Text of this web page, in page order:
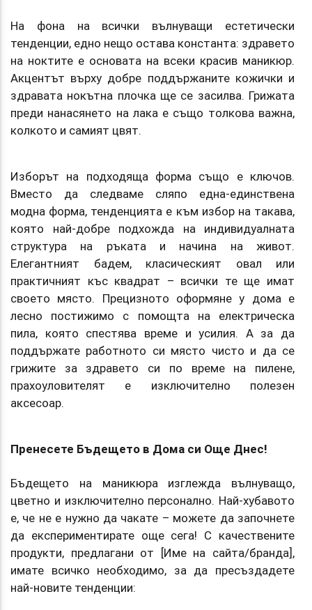
На фона на всички вълнуващи естетически
тенденции, едно нещо остава константа: здравето
на ноктите е основата на всеки красив маникюр.
Акцентът върху добре поддържаните кожички и
здравата нокътна плочка ще се засилва. Грижата
преди нанасянето на лака е също толкова важна,
колкото и самият цвят.
Изборът на подходяща форма също е ключов.
Вместо да следваме сляпо една-единствена
модна форма, тенденцията е към избор на такава,
която най-добре подхожда на индивидуалната
структура на ръката и начина на живот.
Елегантният бадем, класическият овал или
практичният къс квадрат – всички те ще имат
своето място. Прецизното оформяне у дома е
лесно постижимо с помощта на електрическа
пила, която спестява време и усилия. А за да
поддържате работното си място чисто и да се
грижите за здравето си по време на пилене,
прахоуловителят е изключително полезен
аксесоар.
Пренесете Бъдещето в Дома си Още Днес!
Бъдещето на маникюра изглежда вълнуващо,
цветно и изключително персонално. Най-хубавото
е, че не е нужно да чакате – можете да започнете
да експериментирате още сега! С качествените
продукти, предлагани от [Име на сайта/бранда],
имате всичко необходимо, за да пресъздадете
най-новите тенденции: